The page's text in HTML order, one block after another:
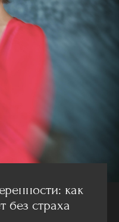
как
без страха